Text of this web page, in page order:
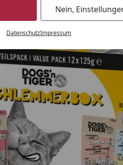
Nein,
DatenschutzImpressum